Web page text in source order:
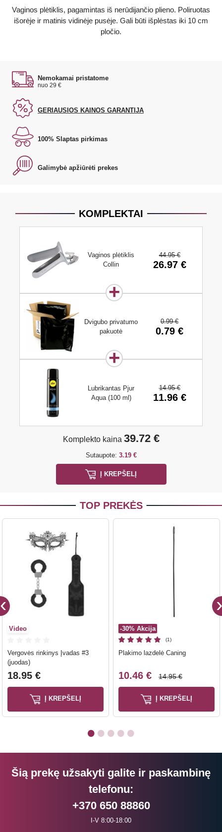
Vaginos plėtiklis, pagamintas iš nerūdijančio plieno. Poliruotas
išorėje ir matinis vidinėje pusėje. Gali būti išplėstas iki 10 cm
pločio.
Nemokamai pristatome
nuo 29 €
GERIAUSIOS KAINOS GARANTIJA
100% Slaptas pirkimas
Galimybė apžiūrėti prekes
KOMPLEKTAI
Vaginos plėtiklis
Collin
44.95 €
26.97 €
Dvigubo privatumo
pakuotė
0.99 €
0.79 €
Lubrikantas Pjur
Aqua (100 ml)
14.95 €
11.96 €
Komplekto kaina 39.72 €
Sutaupote: 3.19 €
Į KREPŠELĮ
TOP PREKĖS
Video
Vergovės rinkinys Įvadas #3
(juodas)
18.95 €
Į KREPŠELĮ
-30% Akcija
(1)
Plakimo lazdelė Caning
10.46 € 14.95 €
Į KREPŠELĮ
Šią prekę užsakyti galite ir paskambinę
telefonu:
+370 650 88860
I-V 8:00-18:00